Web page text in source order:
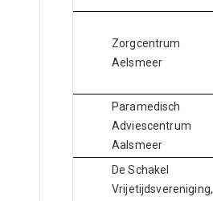
Zorgcentrum
Aelsmeer
Paramedisch
Adviescentrum
Aalsmeer
De Schakel
Vrijetijdsvereniging,